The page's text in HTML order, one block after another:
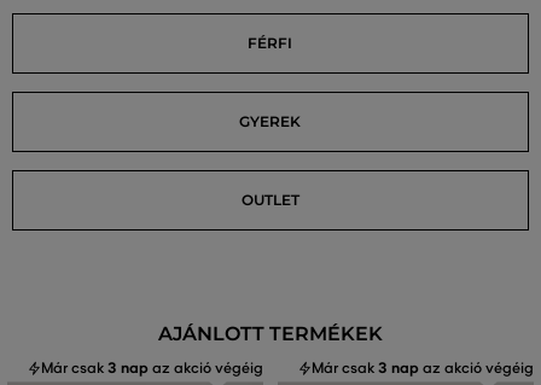
FÉRFI
GYEREK
OUTLET
AJÁNLOTT TERMÉKEK
Már csak3 nap az akció végéig Már csak3 nap az akció végéig